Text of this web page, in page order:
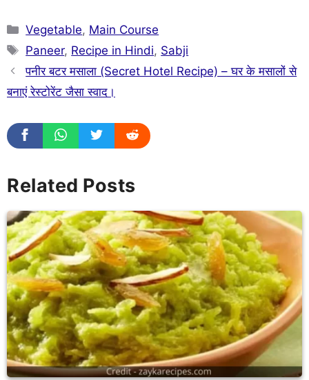
Categories
Vegetable, Main Course
Tags
Paneer, Recipe in Hindi, Sabji
पनीर बटर मसाला (Secret Hotel Recipe) – घर के मसालों से
बनाएं रेस्टोरेंट जैसा स्वाद।
Related Posts